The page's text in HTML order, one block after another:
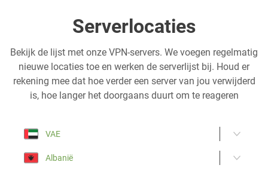
Serverlocaties
Bekijk de lijst met onze VPN-servers. We voegen regelmatig
nieuwe locaties toe en werken de serverlijst bij. Houd er
rekening mee dat hoe verder een server van jou verwijderd
is, hoe langer het doorgaans duurt om te reageren
VAE
Albanië